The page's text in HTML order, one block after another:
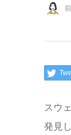
スウ
発見